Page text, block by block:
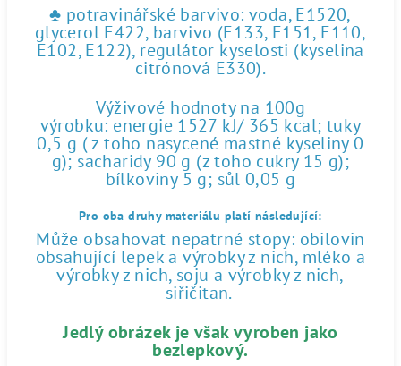
♣ potravinářské barvivo: voda, E1520,
glycerol E422, barvivo (E133, E151, E110,
E102, E122), regulátor kyselosti (kyselina
citrónová E330).
Výživové hodnoty na 100g
výrobku: energie 1527 kJ/ 365 kcal; tuky
0,5 g ( z toho nasycené mastné kyseliny 0
g); sacharidy 90 g (z toho cukry 15 g);
bílkoviny 5 g; sůl 0,05 g
Pro oba druhy materiálu platí následující:
Může obsahovat nepatrné stopy: obilovin
obsahující lepek a výrobky z nich, mléko a
výrobky z nich, soju a výrobky z nich,
siřičitan.
Jedlý obrázek je však vyroben jako
bezlepkový.